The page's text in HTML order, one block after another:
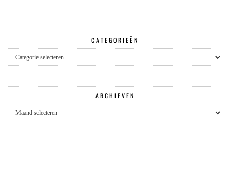
CATEGORIEËN
Categorieën
ARCHIEVEN
Archieven